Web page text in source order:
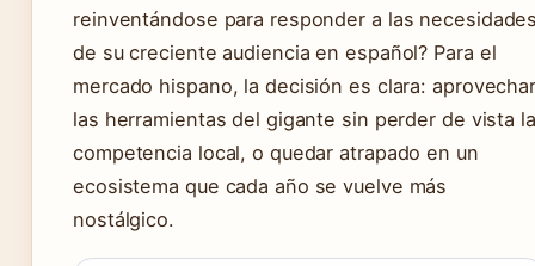
reinventándose para responder a las
de su creciente audiencia en español? Para el
mercado hispano, la decisión es clara:
las herramientas del gigante sin perder de vista la
competencia local, o quedar atrapado en un
ecosistema que cada año se vuelve más
nostálgico.